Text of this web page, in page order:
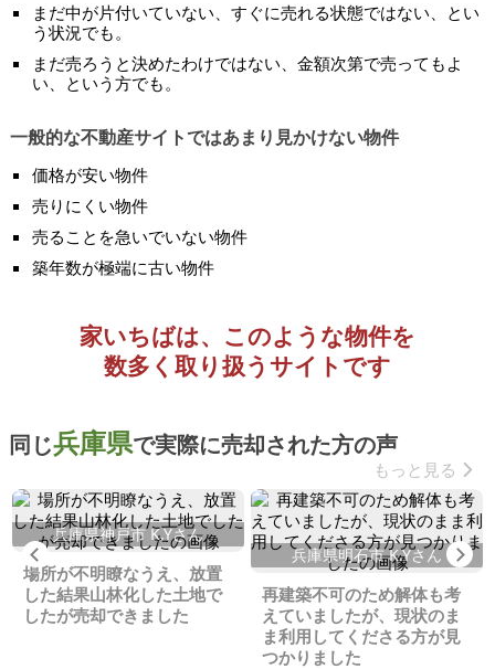
まだ中が片付いていない、すぐに売れる状態ではない、とい
う状況でも。
まだ売ろうと決めたわけではない、金額次第で売ってもよ
い、という方でも。
一般的な不動産サイトではあまり見かけない物件
価格が安い物件
売りにくい物件
売ることを急いでいない物件
築年数が極端に古い物件
家いちばは、このような物件を
数多く取り扱うサイトです
同じ兵庫県で実際に売却された方の声
もっと見る
Previous
兵庫県神戸市 K.Yさん
場所が不明瞭なうえ、放置
した結果山林化した土地で
したが売却できました
兵庫県明石市 K.Yさん
再建築不可のため解体も考
えていましたが、現状のま
ま利用してくださる方が見
つかりました